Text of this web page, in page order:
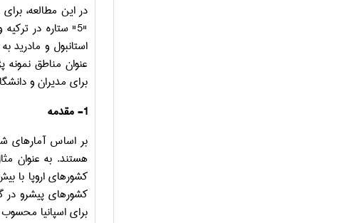
در این مطالعه،
"
5
" ستاره در ترکیه
استانبول و
عنوان مناطق
برای مدیران و
1- مقدمه
بر اساس آمارهای
هستند. به عنوان مثال؛ قاره اروپا
کشورهای اروپا با بیش از 50 میلیون توریست و حدود 60 میلیارد دلار درآمد، سهم عمده ای را
کشورهای پیشرو در
برای اسپانیا